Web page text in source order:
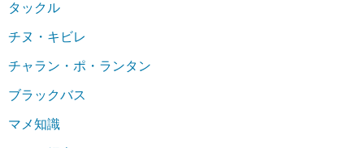
タックル
チヌ・キビレ
チャラン・ポ・ランタン
ブラックバス
マメ知識